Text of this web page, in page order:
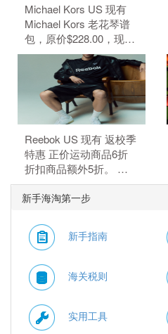
Michael Kors US 现有
Michael Kors 老花琴谱
包，原价$228.00，现特
价$50.15（约339.68
元）。 额外8.5折，需要
使用优惠码：
EXTRA15。
Reebok US 现有 返校季
特惠 正价运动商品6折
折扣商品额外5折。 正
价商品6折，折扣商品额
外5折，需要使用优惠
新手海淘第一步
新手指南
海关税则
实用工具